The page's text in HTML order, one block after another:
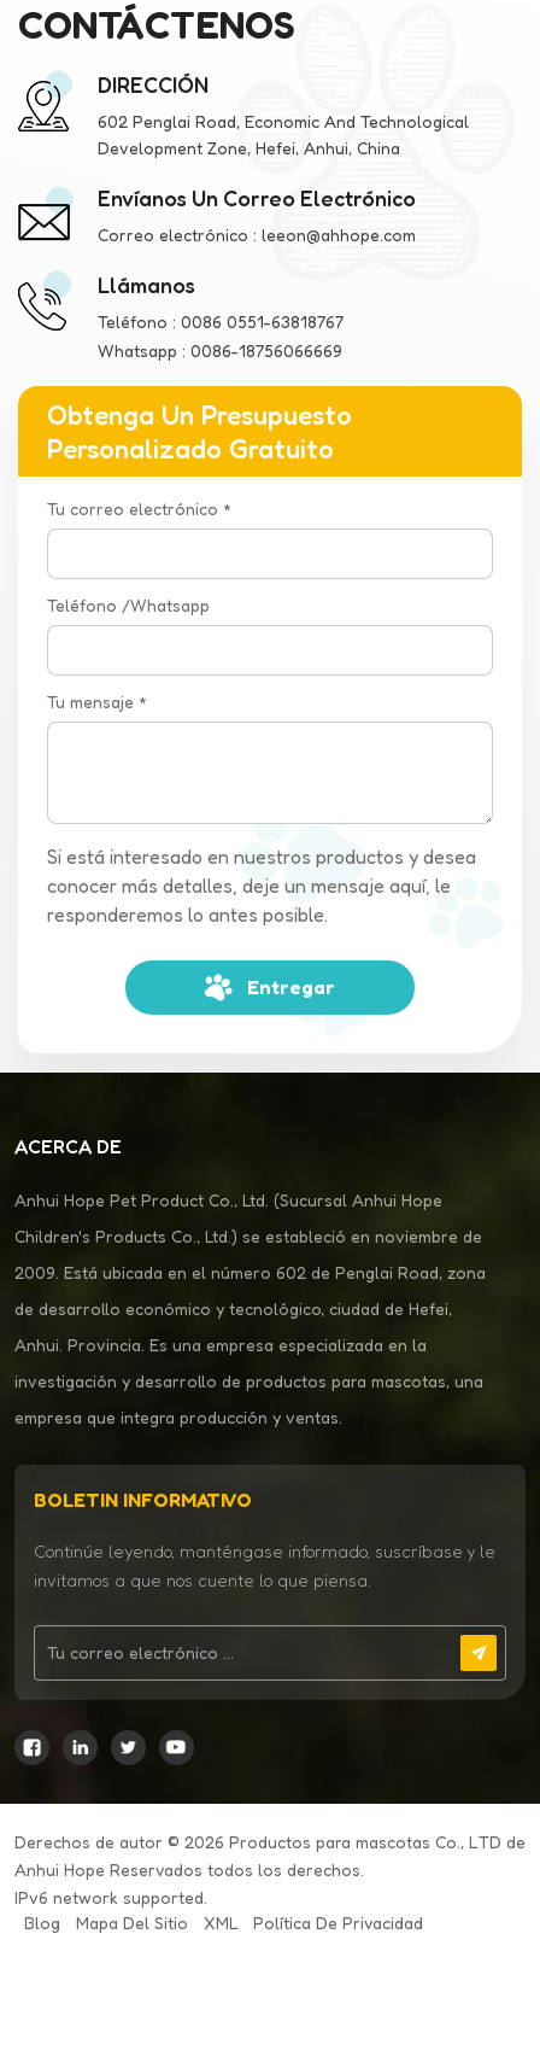
CONTÁCTENOS
DIRECCIÓN
602 Penglai Road, Economic And Technological
Development Zone, Hefei, Anhui, China
Envíanos Un Correo Electrónico
Correo electrónico : leeon@ahhope.com
Llámanos
Teléfono : 0086 0551-63818767
Whatsapp : 0086-18756066669
Obtenga Un Presupuesto
Personalizado Gratuito
Tu correo electrónico *
Teléfono /Whatsapp
Tu mensaje *
Si está interesado en nuestros productos y desea
conocer más detalles, deje un mensaje aquí, le
responderemos lo antes posible.
Entregar
ACERCA DE
Anhui Hope Pet Product Co., Ltd. (Sucursal Anhui Hope
Children's Products Co., Ltd.) se estableció en noviembre de
2009. Está ubicada en el número 602 de Penglai Road, zona
de desarrollo económico y tecnológico, ciudad de Hefei,
Anhui. Provincia. Es una empresa especializada en la
investigación y desarrollo de productos para mascotas, una
empresa que integra producción y ventas.
BOLETIN INFORMATIVO
Continúe leyendo, manténgase informado, suscríbase y le
invitamos a que nos cuente lo que piensa.
Derechos de autor © 2026 Productos para mascotas Co., LTD de
Anhui Hope Reservados todos los derechos.
IPv6 network supported.
Blog
Mapa Del Sitio XML Política De Privacidad